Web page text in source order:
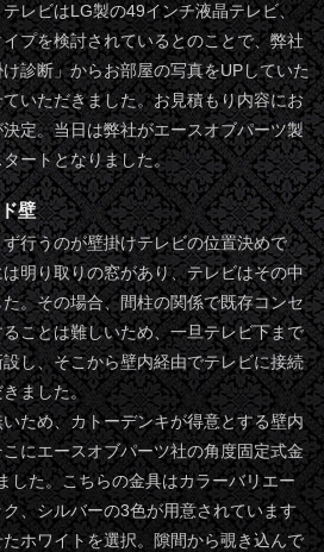
レビはLG製の49インチ液晶テレビ、
プを検討されているとのことで、弊社
診断」からお部屋の写真をUPしていた
いただきました。お見積もり内容にお
定。当日は弊社がエースオブパーツ製
ートとなりました。
壁
行うのが壁掛けテレビの位置決めで
明り取りの窓があり、テレビはその中
。その場合、間柱の関係で既存コンセ
ことは難しいため、一旦テレビ下まで
し、そこから壁内経由でテレビに接続
ました。
ため、カトーデンキが得意とする壁内
にエースオブパーツ社の角度固定式金
した。こちらの金具はカラーバリエー
、シルバーの3色が用意されています
ホワイトを選択。隙間から覗き込んで